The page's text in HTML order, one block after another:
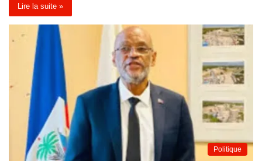
Lire la suite »
Politique